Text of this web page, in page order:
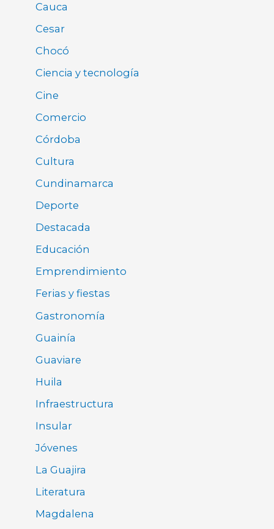
Cauca
Cesar
Chocó
Ciencia y tecnología
Cine
Comercio
Córdoba
Cultura
Cundinamarca
Deporte
Destacada
Educación
Emprendimiento
Ferias y fiestas
Gastronomía
Guainía
Guaviare
Huila
Infraestructura
Insular
Jóvenes
La Guajira
Literatura
Magdalena